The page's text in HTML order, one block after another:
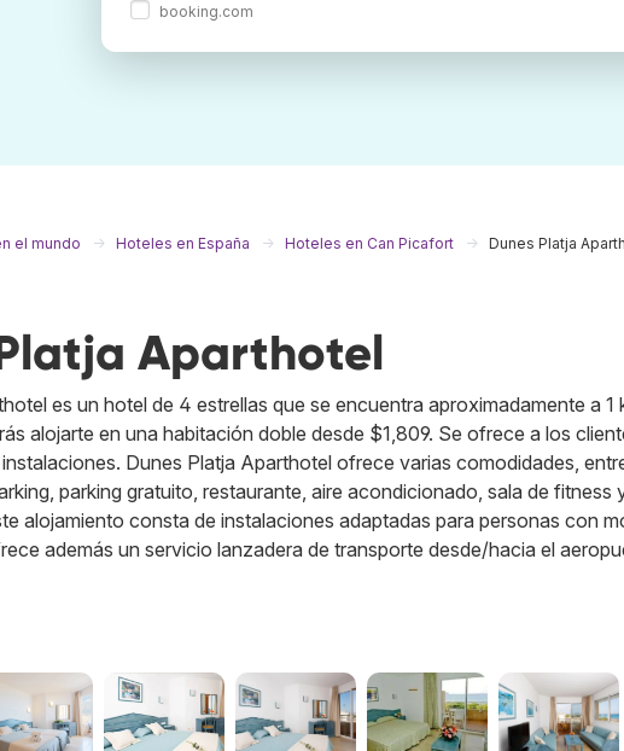
booking.com
el mundo Hoteles en España Hoteles en Can Picafort Dunes Platja
Aparthotel
es un hotel de 4 estrellas que se encuentra aproximadamente a 1
alojarte en una habitación doble desde $1,809. Se ofrece a los
Dunes Platja Aparthotel ofrece varias comodidades,
parking gratuito, restaurante, aire acondicionado, sala de fitness
alojamiento consta de instalaciones adaptadas para personas con
además un servicio lanzadera de transporte desde/hacia el